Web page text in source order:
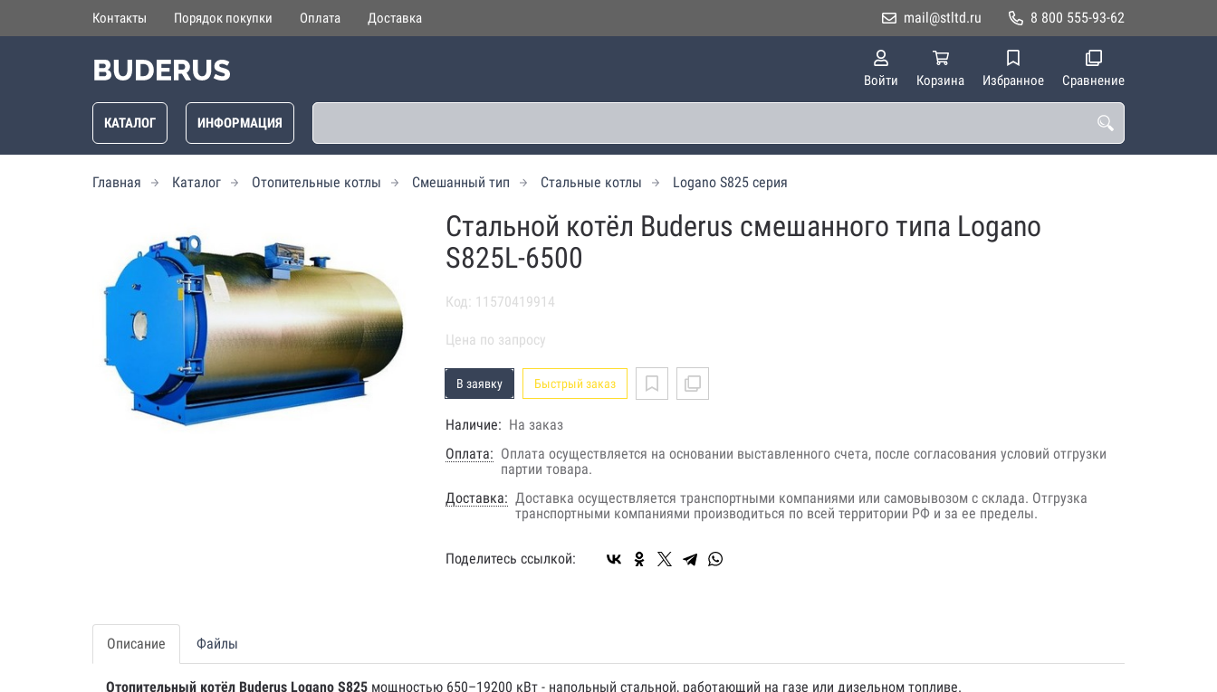
Контакты Порядок покупки Оплата Доставка 8 800 555-93-62
mail@stltd.ru
Войти Корзина Избранное Сравнение
КАТАЛОГ ИНФОРМАЦИЯ
Главная Каталог Отопительные котлы Смешанный тип Cтальные котлы Logano S825 серия
Cтальной котёл Buderus смешанного типа Logano
S825L-6500
Код: 11570419914
Цена по запросу
В заявку Быстрый заказ
Наличие: На заказ
Оплата: Оплата осуществляется на основании выставленного счета, после согласования условий отгрузки
партии товара.
Доставка: Доставка осуществляется транспортными компаниями или самовывозом с склада. Отгрузка
транспортными компаниями производиться по всей территории РФ и за ее пределы.
Поделитесь ссылкой:
Описание Файлы
Отопительный котёл Buderus Logano S825 мощностью 650–19200 кВт - напольный стальной, работающий на газе или дизельном топливе.